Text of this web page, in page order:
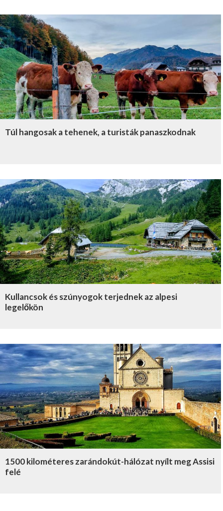
Túl hangosak a tehenek, a turisták panaszkodnak
Kullancsok és szúnyogok terjednek az alpesi
legelőkön
1500 kilométeres zarándokút-hálózat nyílt meg Assisi
felé